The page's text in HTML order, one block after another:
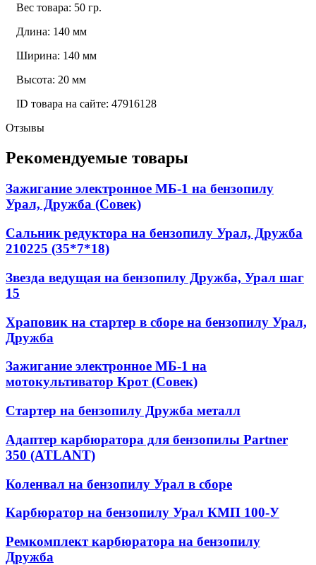
Вес товара: 50 гр.
Длина: 140 мм
Ширина: 140 мм
Высота: 20 мм
ID товара на сайте: 47916128
Отзывы
Рекомендуемые товары
Зажигание электронное МБ-1 на бензопилу
Урал, Дружба (Совек)
Сальник редуктора на бензопилу Урал, Дружба
210225 (35*7*18)
Звезда ведущая на бензопилу Дружба, Урал шаг
15
Храповик на стартер в сборе на бензопилу Урал,
Дружба
Зажигание электронное МБ-1 на
мотокультиватор Крот (Совек)
Стартер на бензопилу Дружба металл
Адаптер карбюратора для бензопилы Partner
350 (ATLANT)
Коленвал на бензопилу Урал в сборе
Карбюратор на бензопилу Урал КМП 100-У
Ремкомплект карбюратора на бензопилу
Дружба